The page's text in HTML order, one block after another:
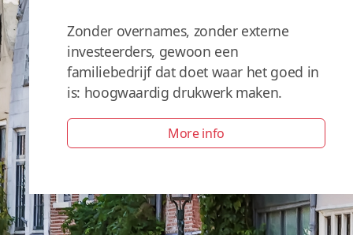
Zonder overnames, zonder externe
investeerders, gewoon een
familiebedrijf dat doet waar het goed in
is: hoogwaardig drukwerk maken.
More info